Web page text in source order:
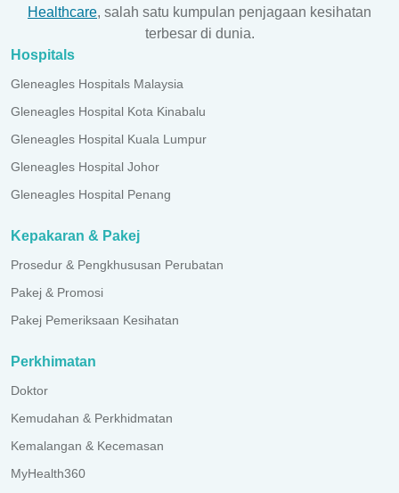
Healthcare, salah satu kumpulan penjagaan kesihatan
terbesar di dunia.
Hospitals
Gleneagles Hospitals Malaysia
Gleneagles Hospital Kota Kinabalu
Gleneagles Hospital Kuala Lumpur
Gleneagles Hospital Johor
Gleneagles Hospital Penang
Kepakaran & Pakej
Prosedur & Pengkhususan Perubatan
Pakej & Promosi
Pakej Pemeriksaan Kesihatan
Perkhimatan
Doktor
Kemudahan & Perkhidmatan
Kemalangan & Kecemasan
MyHealth360